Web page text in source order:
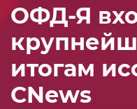
ОФД-Я
итогам
CNews